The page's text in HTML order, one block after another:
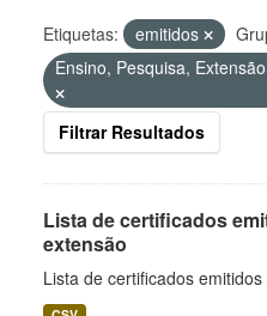
Etiquetas: emitidos
Ensino, Pesquisa,
Filtrar Resultados
Lista de certificados
extensão
Lista de certificados